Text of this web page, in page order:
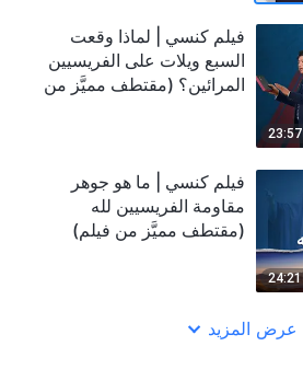
23:57
فيلم كنسي | لماذا وقعت
السبع ويلات على الفريسيين
المرائين؟ (مقتطف مميَّز من
24:21
فيلم كنسي | ما هو جوهر
مقاومة الفريسيين لله
(مقتطف مميَّز من فيلم)
عرض المزيد